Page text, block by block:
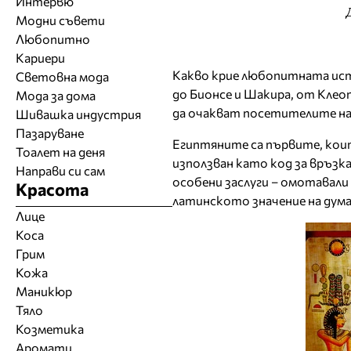
Какво крие любопитната
до Бионсе и Шакира, от
да очакват посетителите
Египтяните са първите,
използван като код за
особени заслуги –
латинското значение на
Модни съвети
Любопитно
Кариери
Световна мода
Мода за дома
Шивашка индустрия
Пазаруване
Тоалет на деня
Направи си сам
Красота
Лице
Коса
Грим
Кожа
Маникюр
Тяло
Козметика
Аромати